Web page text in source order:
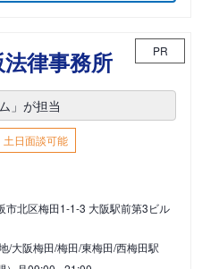
律事務所 PR
」が担当
土日面談可能
市北区梅田1-1-3 大阪駅前第3ビル
/大阪梅田/梅田/東梅田/西梅田駅